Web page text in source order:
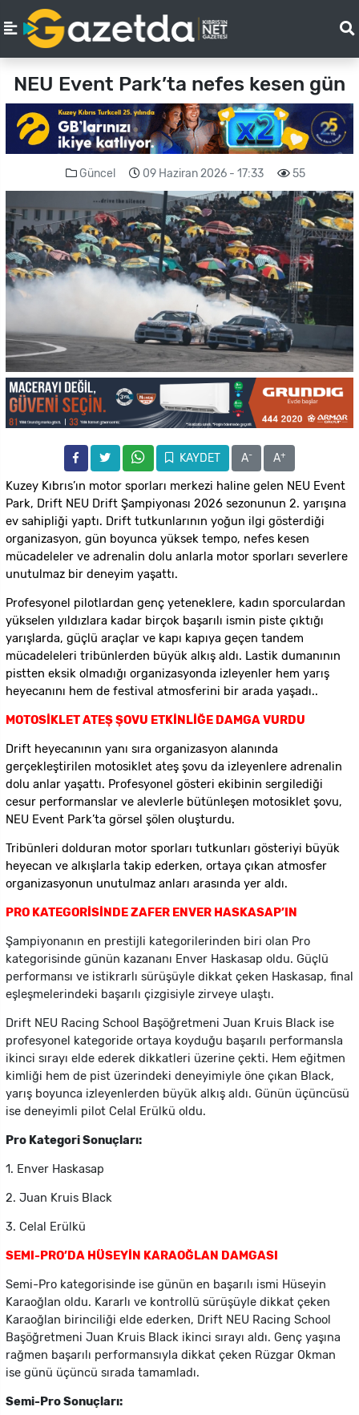
NEU Event Park’ta nefes kesen gün
Güncel 09 Haziran 2026 - 17:33 55
KAYDET A- A+
Kuzey Kıbrıs’ın motor sporları merkezi haline gelen NEU Event
Park, Drift NEU Drift Şampiyonası 2026 sezonunun 2. yarışına
ev sahipliği yaptı. Drift tutkunlarının yoğun ilgi gösterdiği
organizasyon, gün boyunca yüksek tempo, nefes kesen
mücadeleler ve adrenalin dolu anlarla motor sporları severlere
unutulmaz bir deneyim yaşattı.
Profesyonel pilotlardan genç yeteneklere, kadın sporculardan
yükselen yıldızlara kadar birçok başarılı ismin piste çıktığı
yarışlarda, güçlü araçlar ve kapı kapıya geçen tandem
mücadeleleri tribünlerden büyük alkış aldı. Lastik dumanının
pistten eksik olmadığı organizasyonda izleyenler hem yarış
heyecanını hem de festival atmosferini bir arada yaşadı..
MOTOSİKLET ATEŞ ŞOVU ETKİNLİĞE DAMGA VURDU
Drift heyecanının yanı sıra organizasyon alanında
gerçekleştirilen motosiklet ateş şovu da izleyenlere adrenalin
dolu anlar yaşattı. Profesyonel gösteri ekibinin sergilediği
cesur performanslar ve alevlerle bütünleşen motosiklet şovu,
NEU Event Park’ta görsel şölen oluşturdu.
Tribünleri dolduran motor sporları tutkunları gösteriyi büyük
heyecan ve alkışlarla takip ederken, ortaya çıkan atmosfer
organizasyonun unutulmaz anları arasında yer aldı.
PRO KATEGORİSİNDE ZAFER ENVER HASKASAP’IN
Şampiyonanın en prestijli kategorilerinden biri olan Pro
kategorisinde günün kazananı Enver Haskasap oldu. Güçlü
performansı ve istikrarlı sürüşüyle dikkat çeken Haskasap, final
eşleşmelerindeki başarılı çizgisiyle zirveye ulaştı.
Drift NEU Racing School Başöğretmeni Juan Kruis Black ise
profesyonel kategoride ortaya koyduğu başarılı performansla
ikinci sırayı elde ederek dikkatleri üzerine çekti. Hem eğitmen
kimliği hem de pist üzerindeki deneyimiyle öne çıkan Black,
yarış boyunca izleyenlerden büyük alkış aldı. Günün üçüncüsü
ise deneyimli pilot Celal Erülkü oldu.
Pro Kategori Sonuçları:
1. Enver Haskasap
2. Juan Kruis Black
3. Celal Erülkü
SEMI-PRO’DA HÜSEYİN KARAOĞLAN DAMGASI
Semi-Pro kategorisinde ise günün en başarılı ismi Hüseyin
Karaoğlan oldu. Kararlı ve kontrollü sürüşüyle dikkat çeken
Karaoğlan birinciliği elde ederken, Drift NEU Racing School
Başöğretmeni Juan Kruis Black ikinci sırayı aldı. Genç yaşına
rağmen başarılı performansıyla dikkat çeken Rüzgar Okman
ise günü üçüncü sırada tamamladı.
Semi-Pro Sonuçları: